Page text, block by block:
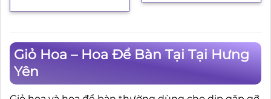
Giỏ Hoa – Hoa Để Bàn Tại Tại Hưng
Yên